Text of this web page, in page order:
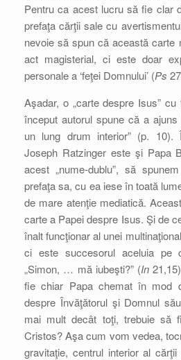
Pentru ca acest lucru să fie clar
prefaţa cărţii sale cu
nevoie să spun că această carte
act magisterial, ci este doar
personale a ‘feţei Domnului’ (Ps
Aşadar, o „carte despre Isus”
început autorul spune că a
un lung drum interior” (p.
Joseph Ratzinger este şi Papa
acest „nume-dublu”, să
prefaţa sa, cu ea iese în toată
de mare atenţie mediatică.
carte a Papei despre Isus. Şi de
înalt funcţionar al unei
ci este succesorul aceluia pe
„Simon, … mă iubeşti?” (In
fie chiar Papa chemat în mod
despre Învăţătorul şi Domnul
mai mult decât toţi, trebuie să
Cristos? Aşa cum vom vedea,
gravitaţie, centrul interior al